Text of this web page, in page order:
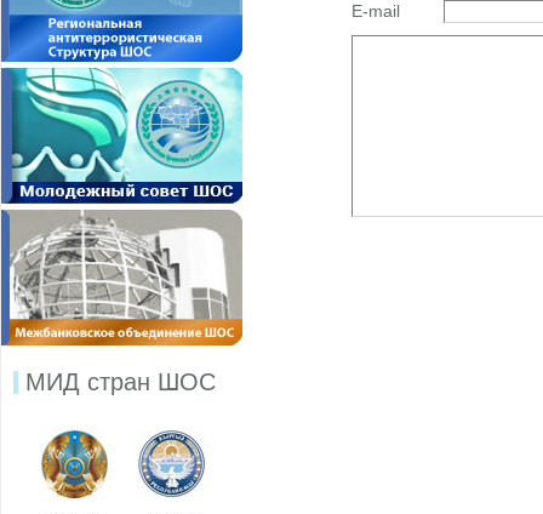
МИД стран ШОС
E-mail